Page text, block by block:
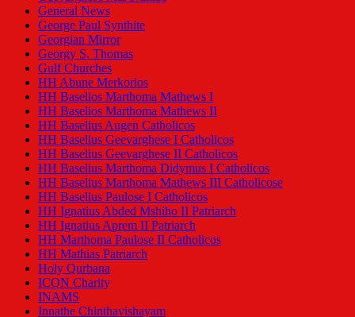
General News
George Paul Synthite
Georgian Mirror
Georgy S. Thomas
Gulf Churches
HH Abune Merkorios
HH Baselios Marthoma Mathews I
HH Baselios Marthoma Mathews II
HH Baselius Augen Catholicos
HH Baselius Geevarghese I Catholicos
HH Baselius Geevarghese II Catholicos
HH Baselius Marthoma Didymus I Catholicos
HH Baselius Marthoma Mathews III Catholicose
HH Baselius Paulose I Catholicos
HH Ignatius Abded Mshiho II Patriarch
HH Ignatius Aprem II Patriarch
HH Marthoma Paulose II Catholicos
HH Mathias Patriarch
Holy Qurbana
ICON Charity
INAMS
Innathe Chinthavishayam